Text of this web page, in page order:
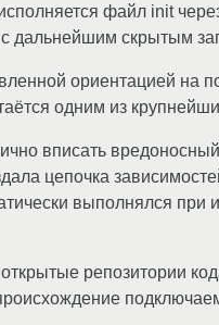
файл init
дальнейшим скрытым
ориентацией на
одним из
вписать
цепочка
выполнялся
репозитории